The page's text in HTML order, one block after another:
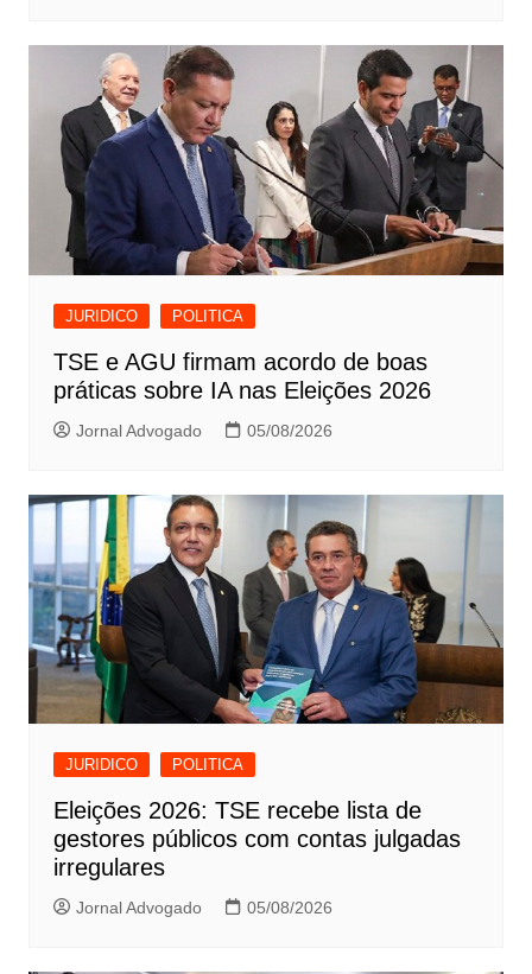
JURIDICO POLITICA
TSE e AGU firmam acordo de boas
práticas sobre IA nas Eleições 2026
Jornal Advogado 05/08/2026
JURIDICO POLITICA
Eleições 2026: TSE recebe lista de
gestores públicos com contas julgadas
irregulares
Jornal Advogado 05/08/2026